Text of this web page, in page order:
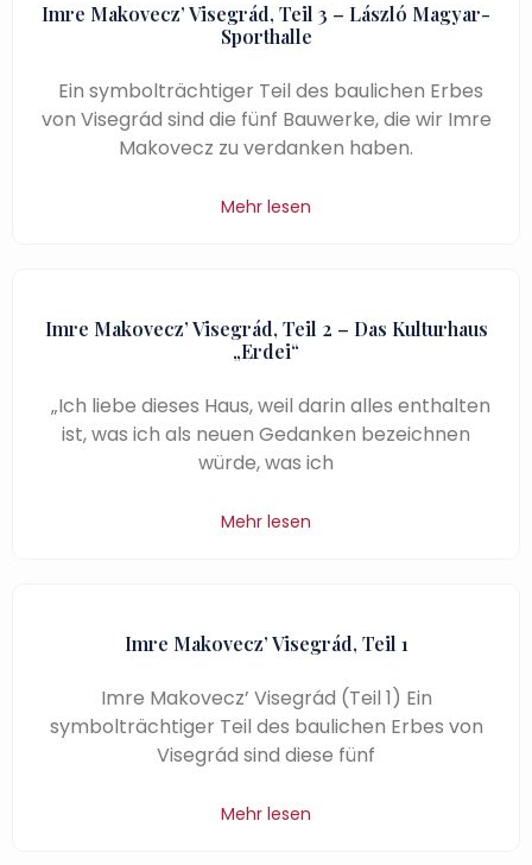
Imre Makovecz’ Visegrád, Teil 3 – László Magyar-
Sporthalle
Ein symbolträchtiger Teil des baulichen Erbes
von Visegrád sind die fünf Bauwerke, die wir Imre
Makovecz zu verdanken haben.
Mehr lesen
Imre Makovecz’ Visegrád, Teil 2 – Das Kulturhaus
„Erdei“
„Ich liebe dieses Haus, weil darin alles enthalten
ist, was ich als neuen Gedanken bezeichnen
würde, was ich
Mehr lesen
Imre Makovecz’ Visegrád, Teil 1
Imre Makovecz’ Visegrád (Teil 1) Ein
symbolträchtiger Teil des baulichen Erbes von
Visegrád sind diese fünf
Mehr lesen